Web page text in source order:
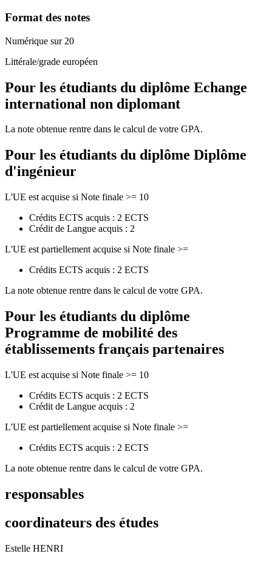
Format des notes
Numérique sur 20
Littérale/grade européen
Pour les étudiants du diplôme Echange
international non diplomant
La note obtenue rentre dans le calcul de votre GPA.
Pour les étudiants du diplôme Diplôme
d'ingénieur
L'UE est acquise si Note finale >= 10
Crédits ECTS acquis : 2 ECTS
Crédit de Langue acquis : 2
L'UE est partiellement acquise si Note finale >=
Crédits ECTS acquis : 2 ECTS
La note obtenue rentre dans le calcul de votre GPA.
Pour les étudiants du diplôme
Programme de mobilité des
établissements français partenaires
L'UE est acquise si Note finale >= 10
Crédits ECTS acquis : 2 ECTS
Crédit de Langue acquis : 2
L'UE est partiellement acquise si Note finale >=
Crédits ECTS acquis : 2 ECTS
La note obtenue rentre dans le calcul de votre GPA.
responsables
coordinateurs des études
Estelle HENRI